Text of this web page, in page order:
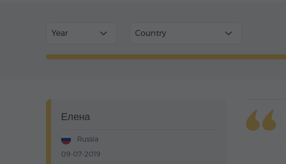
Year Country
Елена
Russia
09-07-2019